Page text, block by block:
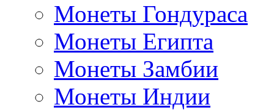
Монеты Гондураса
Монеты Египта
Монеты Замбии
Монеты Индии